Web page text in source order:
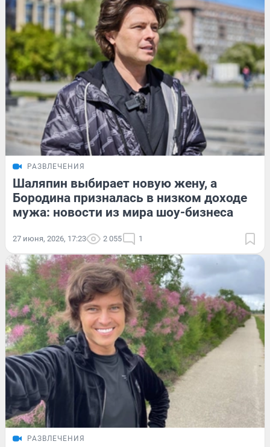
РАЗВЛЕЧЕНИЯ
Шаляпин выбирает новую жену, а
Бородина призналась в низком доходе
мужа: новости из мира шоу-бизнеса
27 июня, 2026, 17:23 2 055 1
РАЗВЛЕЧЕНИЯ